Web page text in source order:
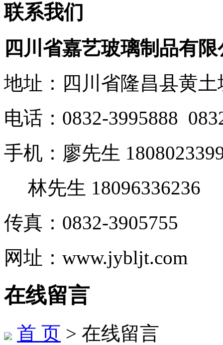
联系我们
四川省嘉艺玻璃制品有限
地址：四川省隆昌县黄
电话：0832-3995888
手机：廖先生
林先生 18096336236
传真：0832-3905755
网址：www.jybljt.com
在线留言
首 页 > 在线留言